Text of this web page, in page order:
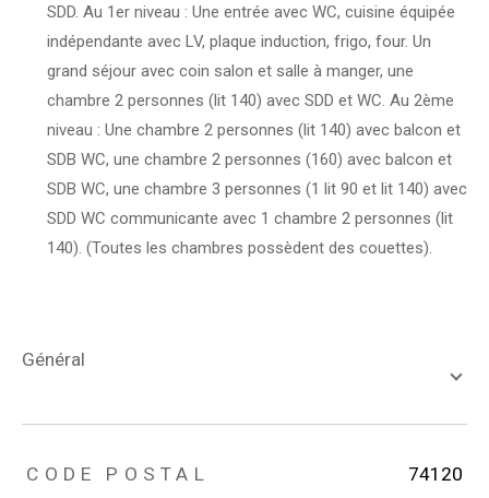
SDD. Au 1er niveau : Une entrée avec WC, cuisine équipée
indépendante avec LV, plaque induction, frigo, four. Un
grand séjour avec coin salon et salle à manger, une
chambre 2 personnes (lit 140) avec SDD et WC. Au 2ème
niveau : Une chambre 2 personnes (lit 140) avec balcon et
SDB WC, une chambre 2 personnes (160) avec balcon et
SDB WC, une chambre 3 personnes (1 lit 90 et lit 140) avec
SDD WC communicante avec 1 chambre 2 personnes (lit
140). (Toutes les chambres possèdent des couettes).
général
TRAD_ZEPHYR_Caracteristique TRAD_ZEPHYR_Valeurs
CODE POSTAL 74120